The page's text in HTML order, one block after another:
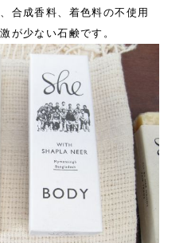
合成香料、着色料の不使用
が少ない石鹸です。